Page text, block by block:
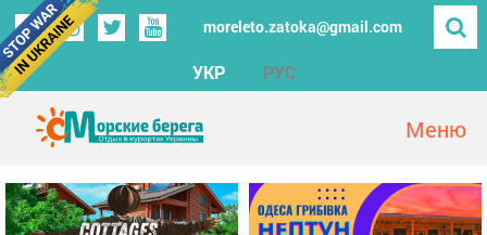
moreleto.zatoka@gmail.com
УКР РУС